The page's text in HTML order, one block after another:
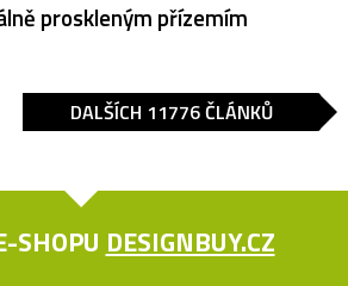
proskleným přízemím
DALŠÍCH 11776 ČLÁNKŮ
SHOPU DESIGNBUY.CZ